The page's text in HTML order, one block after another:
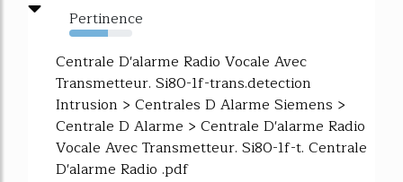
Pertinence
62%
Centrale D'alarme Radio Vocale Avec
Transmetteur. Si80-1f-trans.detection
Intrusion > Centrales D Alarme Siemens >
Centrale D Alarme > Centrale D'alarme Radio
Vocale Avec Transmetteur. Si80-1f-t. Centrale
D'alarme Radio .pdf